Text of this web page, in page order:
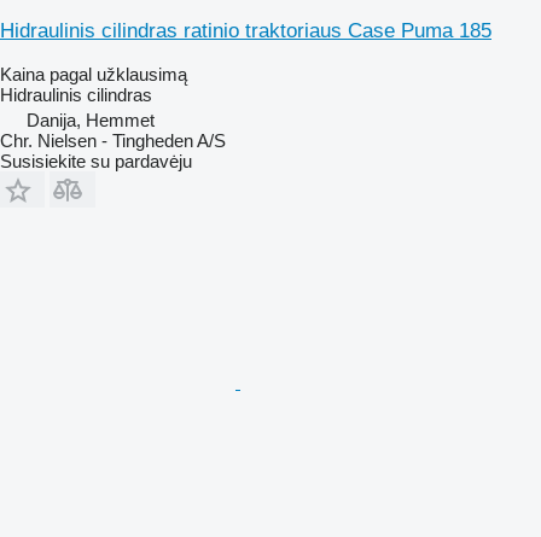
Hidraulinis cilindras ratinio traktoriaus Case Puma 185
Kaina pagal užklausimą
Hidraulinis cilindras
Danija, Hemmet
Chr. Nielsen - Tingheden A/S
Susisiekite su pardavėju